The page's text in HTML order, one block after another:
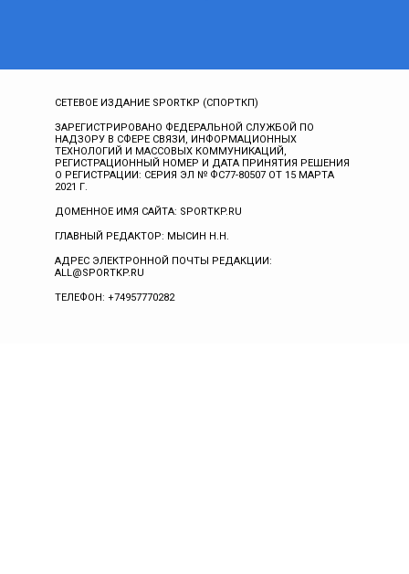
СЕТЕВОЕ ИЗДАНИЕ SPORTKP (СПОРТКП)
ЗАРЕГИСТРИРОВАНО ФЕДЕРАЛЬНОЙ СЛУЖБОЙ ПО
НАДЗОРУ В СФЕРЕ СВЯЗИ, ИНФОРМАЦИОННЫХ
ТЕХНОЛОГИЙ И МАССОВЫХ КОММУНИКАЦИЙ,
РЕГИСТРАЦИОННЫЙ НОМЕР И ДАТА ПРИНЯТИЯ РЕШЕНИЯ
О РЕГИСТРАЦИИ: СЕРИЯ ЭЛ № ФС77-80507 ОТ 15 МАРТА
2021 Г.
ДОМЕННОЕ ИМЯ САЙТА: SPORTKP.RU
ГЛАВНЫЙ РЕДАКТОР: МЫСИН Н.Н.
АДРЕС ЭЛЕКТРОННОЙ ПОЧТЫ РЕДАКЦИИ:
ALL@SPORTKP.RU
ТЕЛЕФОН: +74957770282